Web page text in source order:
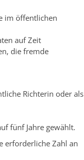
im öffentlichen
auf Zeit
die fremde
Richterin oder als
fünf Jahre gewählt.
erforderliche Zahl an